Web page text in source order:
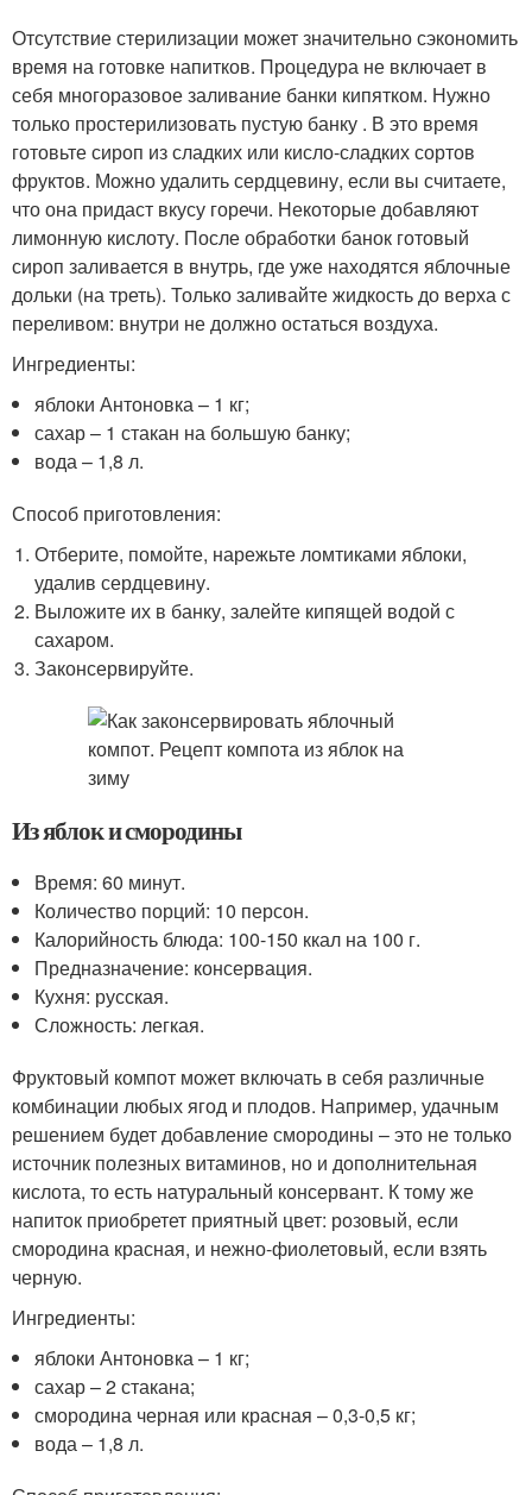
Отсутствие стерилизации может значительно сэкономить
время на готовке напитков. Процедура не включает в
себя многоразовое заливание банки кипятком. Нужно
только простерилизовать пустую банку . В это время
готовьте сироп из сладких или кисло-сладких сортов
фруктов. Можно удалить сердцевину, если вы считаете,
что она придаст вкусу горечи. Некоторые добавляют
лимонную кислоту. После обработки банок готовый
сироп заливается в внутрь, где уже находятся яблочные
дольки (на треть). Только заливайте жидкость до верха с
переливом: внутри не должно остаться воздуха.
Ингредиенты:
яблоки Антоновка – 1 кг;
сахар – 1 стакан на большую банку;
вода – 1,8 л.
Способ приготовления:
Отберите, помойте, нарежьте ломтиками яблоки,
удалив сердцевину.
Выложите их в банку, залейте кипящей водой с
сахаром.
Законсервируйте.
Из яблок и смородины
Время: 60 минут.
Количество порций: 10 персон.
Калорийность блюда: 100-150 ккал на 100 г.
Предназначение: консервация.
Кухня: русская.
Сложность: легкая.
Фруктовый компот может включать в себя различные
комбинации любых ягод и плодов. Например, удачным
решением будет добавление смородины – это не только
источник полезных витаминов, но и дополнительная
кислота, то есть натуральный консервант. К тому же
напиток приобретет приятный цвет: розовый, если
смородина красная, и нежно-фиолетовый, если взять
черную.
Ингредиенты:
яблоки Антоновка – 1 кг;
сахар – 2 стакана;
смородина черная или красная – 0,3-0,5 кг;
вода – 1,8 л.